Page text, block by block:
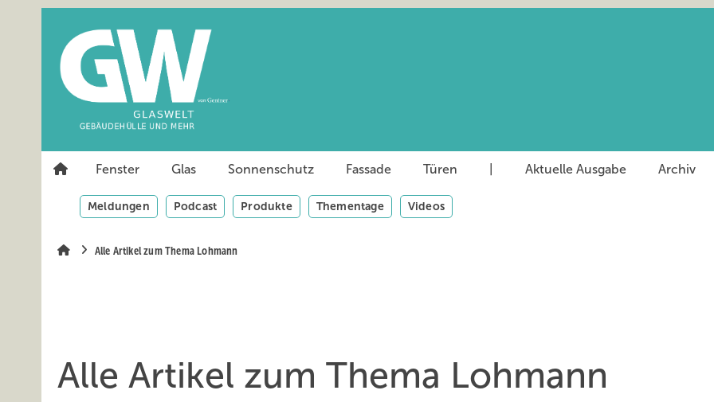
Fenster Glas Sonnenschutz Fassade Türen Aktuelle Ausgabe Archiv
Meldungen Podcast Produkte Thementage Videos
Alle Artikel zum Thema Lohmann
Alle Artikel zum Thema Lohmann